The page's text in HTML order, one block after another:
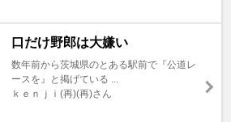
口だけ野郎は大嫌い
数年前から茨城県のとある駅前で『公道レ
ースを』と掲げている ...
ｋｅｎｊｉ(再)(再)さん